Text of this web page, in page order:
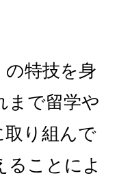
の特技を身
まで留学や
取り組んで
ることによ